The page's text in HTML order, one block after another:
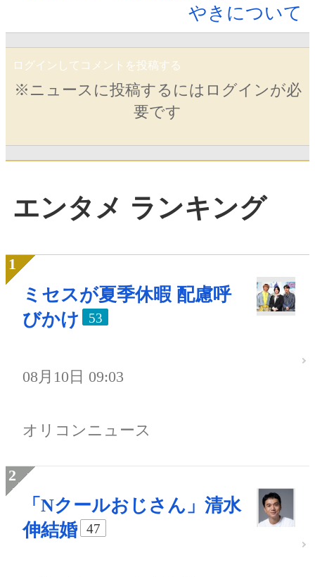
やきについて
ログインしてコメントを投稿する
※ニュースに投稿するにはログインが必
要です
エンタメ ランキング
ミセスが夏季休暇 配慮呼
びかけ
53
08月10日 09:03
オリコンニュース
「Nクールおじさん」清水
伸結婚
47